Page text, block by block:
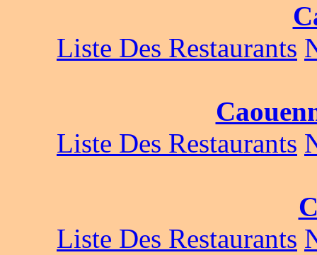
Liste Des Restaurants
Liste Des Restaurants
Liste Des Restaurants